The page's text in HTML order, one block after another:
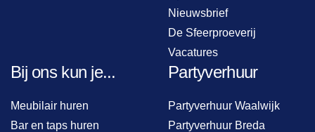
Nieuwsbrief
De Sfeerproeverij
Vacatures
Bij ons kun je...
Meubilair huren
Bar en taps huren
Partyverhuur
Partyverhuur Waalwijk
Partyverhuur Breda